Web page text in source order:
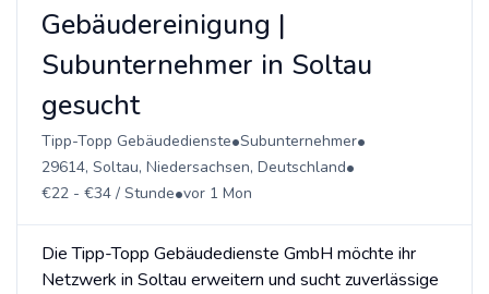
Gebäudereinigung |
Subunternehmer in Soltau
gesucht
Tipp-Topp Gebäudedienste•Subunternehmer•
29614, Soltau, Niedersachsen, Deutschland•
€22 - €34 / Stunde•vor 1 Mon
Die Tipp-Topp Gebäudedienste GmbH möchte ihr
Netzwerk in Soltau erweitern und sucht zuverlässige